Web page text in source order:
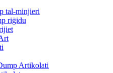
tal-minjieri
riġidu
Artikolati